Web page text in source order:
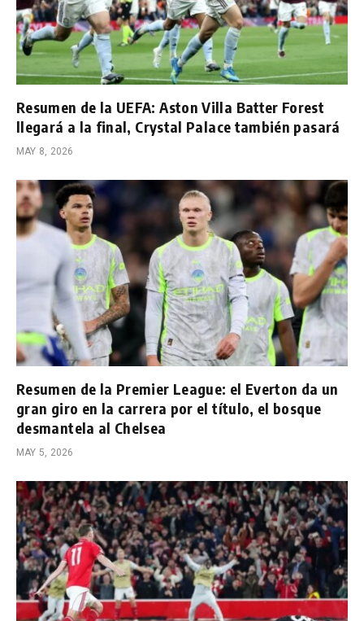
Resumen de la UEFA: Aston Villa Batter Forest
llegará a la final, Crystal Palace también pasará
MAY 8, 2026
Resumen de la Premier League: el Everton da un
gran giro en la carrera por el título, el bosque
desmantela al Chelsea
MAY 5, 2026